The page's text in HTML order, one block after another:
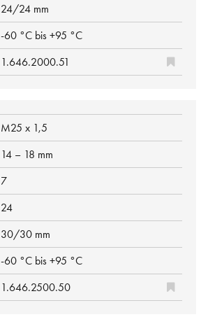
24/24 mm
-60 °C bis +95 °C
1.646.2000.51
M25 x 1,5
14 – 18 mm
7
24
30/30 mm
-60 °C bis +95 °C
1.646.2500.50